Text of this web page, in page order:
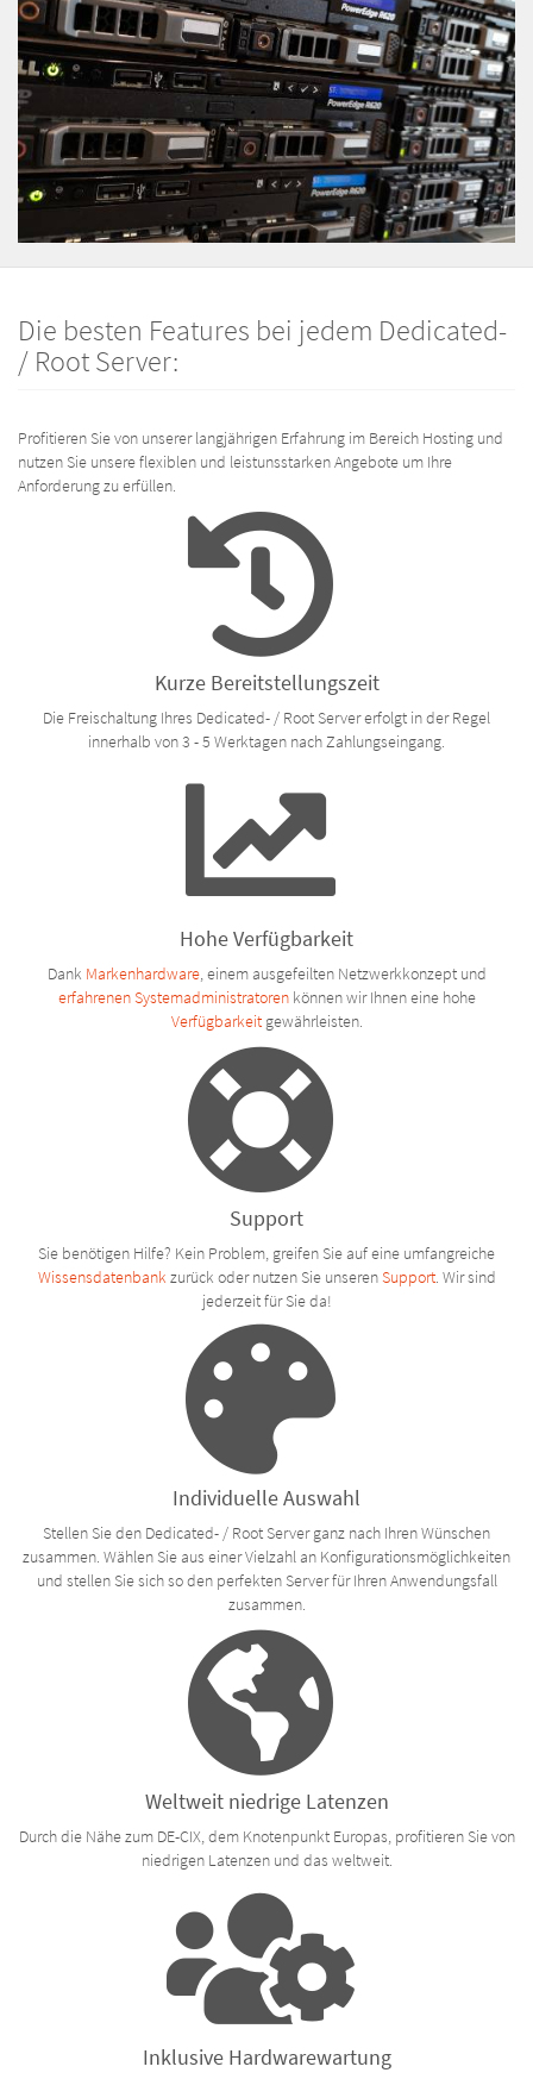
Die besten Features bei jedem Dedicated-
/ Root Server:
Profitieren Sie von unserer langjährigen Erfahrung im Bereich Hosting und
nutzen Sie unsere flexiblen und leistunsstarken Angebote um Ihre
Anforderung zu erfüllen.
Kurze Bereitstellungszeit
Die Freischaltung Ihres Dedicated- / Root Server erfolgt in der Regel
innerhalb von 3 - 5 Werktagen nach Zahlungseingang.
Hohe Verfügbarkeit
Dank Markenhardware, einem ausgefeilten Netzwerkkonzept und
erfahrenen Systemadministratorenkönnen wir Ihnen eine hohe
Verfügbarkeitgewährleisten.
Support
Sie benötigen Hilfe? Kein Problem, greifen Sie auf eine umfangreiche
Wissensdatenbank zurück oder nutzen Sie unserenSupport. Wir sind
jederzeit für Sie da!
Individuelle Auswahl
Stellen Sie den Dedicated- / Root Server ganz nach Ihren Wünschen
zusammen. Wählen Sie aus einer Vielzahl an Konfigurationsmöglichkeiten
und stellen Sie sich so den perfekten Server für Ihren Anwendungsfall
zusammen.
Weltweit niedrige Latenzen
Durch die Nähe zum DE-CIX, dem Knotenpunkt Europas, profitieren Sie von
niedrigen Latenzen und das weltweit.
Inklusive Hardwarewartung